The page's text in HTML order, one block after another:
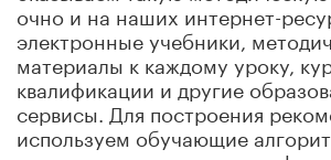
очно и на наших интернет-
электронные учебники,
материалы к каждому уроку,
квалификации и другие
сервисы. Для построения
используем обучающие